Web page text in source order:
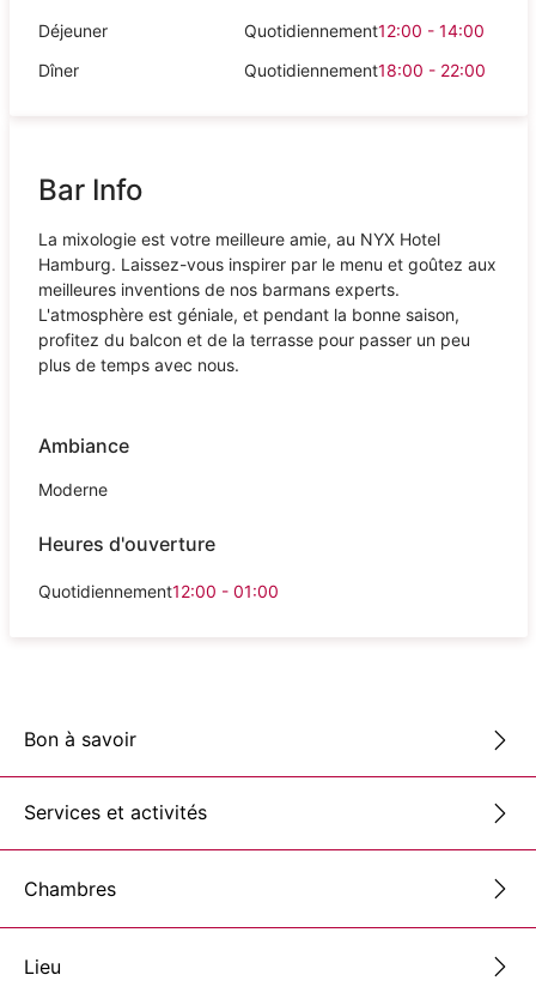
Déjeuner Quotidiennement12:00 - 14:00
Dîner
Quotidiennement18:00 - 22:00
Bar Info
La mixologie est votre meilleure amie, au NYX Hotel
Hamburg. Laissez-vous inspirer par le menu et goûtez aux
meilleures inventions de nos barmans experts.
L'atmosphère est géniale, et pendant la bonne saison,
profitez du balcon et de la terrasse pour passer un peu
plus de temps avec nous.
Ambiance
Moderne
Heures d'ouverture
Quotidiennement12:00 - 01:00
Bon à savoir
Services et activités
Chambres
Lieu